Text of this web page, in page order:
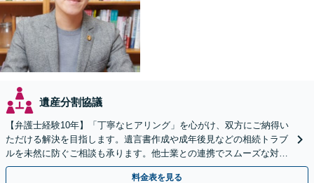
遺産分割協議
【弁護士経験10年】「丁寧なヒアリング」を心がけ、双方にご納得い
ただける解決を目指します。遺言書作成や成年後見などの相続トラブ
ルを未然に防ぐご相談も承ります。他士業との連携でスムーズな対処
が可能です
料金表を見る